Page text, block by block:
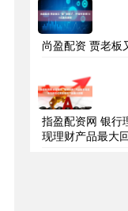
尚盈配资 贾老板
指盈配资网 银行
现理财产品最大